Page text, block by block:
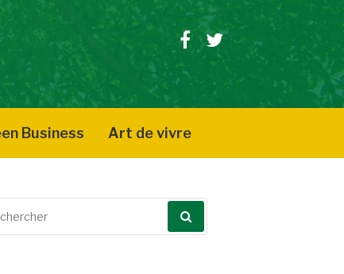
Facebook
Twitter
Business Art de vivre